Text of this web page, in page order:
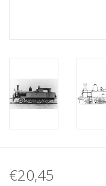
€20,45